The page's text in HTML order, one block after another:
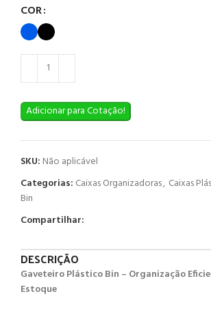
COR
Adicionar para Cotação!
SKU: Não aplicável
Categorias: Caixas Organizadoras, Caixas
Bin
Compartilhar:
DESCRIÇÃO
Gaveteiro Plástico Bin – Organização
Estoque